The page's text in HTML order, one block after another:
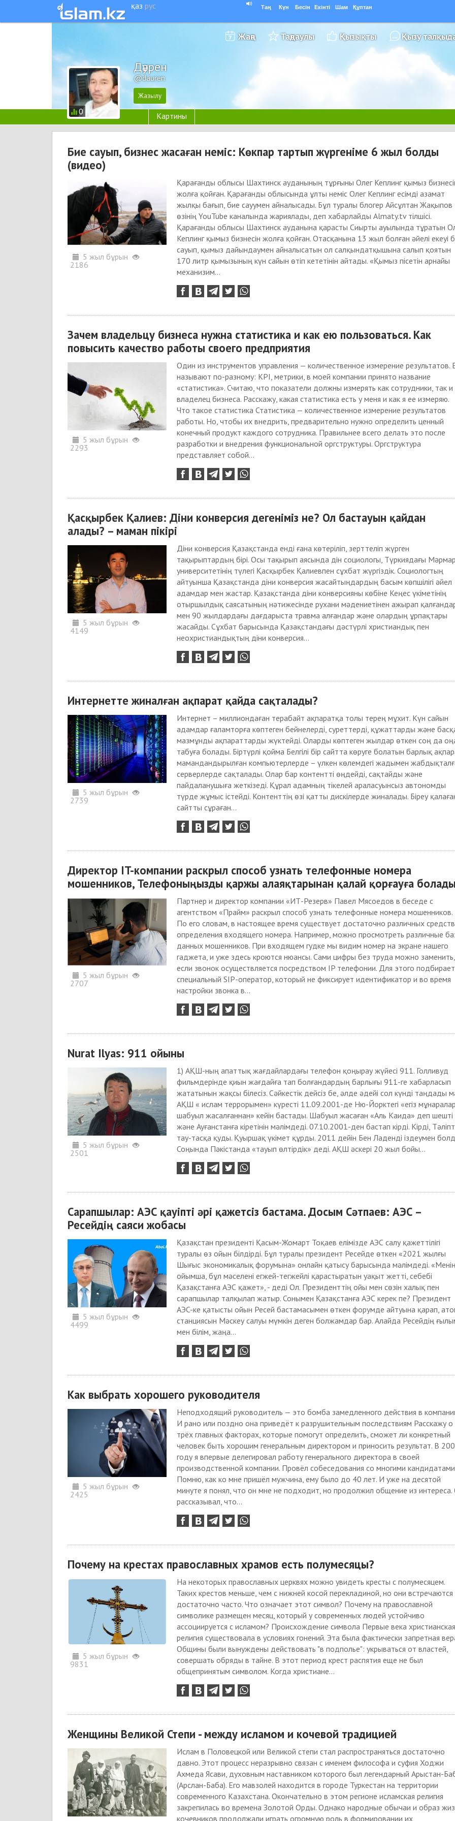
қаз рус Таң Күн Бесін Екінті Шам Құптан
Жаңа Таңдаулы Қызықты Қызу
0
Дәурен
@dauren
Картины
Бие сауып, бизнес жасаған неміс: Көкпар тартып жүргеніме 6 жыл болды
(видео)
5 жыл бұрын
2186
Қарағанды облысы Шахтинск ауданының тұрғыны Олег Кеплинг қымыз
жолға қойған. Қарағанды облысында ұлты неміс Олег Кеплинг есімді азамат
жылқы бағып, бие сауумен айналысады. Бұл туралы блогер Айсұлтан Жақыпов
өзінің YouTube каналында жариялады, деп хабарлайды Almaty.tv тілшісі.
Қарағанды облысы Шахтинск ауданына қарасты Сиырты ауылында тұратын
Кеплинг қымыз бизнесін жолға қойған. Отасқанына 13 жыл болған әйелі екеуі
сауып, қымыз дайындаумен айналысатын ол салқындатқышына салып қоятын
170 литр қымызының күн сайын өтіп кететінін айтады. «Қымыз пісетін арнайы
механизим...
Зачем владельцу бизнеса нужна статистика и как ею пользоваться. Как
повысить качество работы своего предприятия
5 жыл бұрын
2293
Один из инструментов управления — количественное измерение результатов.
называют по-разному: KPI, метрики, в моей компании принято название
«статистика». Считаю, что показатели должны измерять как сотрудники, так и
владелец бизнеса. Расскажу, какая статистика есть у меня и как я ее измеряю.
Что такое статистика Статистика — количественное измерение результатов
работы. Но, чтобы их внедрить, предварительно нужно определить ценный
конечный продукт каждого сотрудника. Правильнее всего делать это после
разработки и внедрения функциональной оргструктуры. Оргструктура
представляет собой...
Қасқырбек Қалиев: Діни конверсия дегеніміз не? Ол бастауын қайдан
алады? – маман пікірі
5 жыл бұрын
4149
Діни конверсия Қазақстанда енді ғана көтеріліп, зерттеліп жүрген
тақырыптардың бірі. Осы тақырып аясында дін социологы, Түркиядағы
университетінің түлегі Қасқырбек Қалиевпен сұхбат жүргіздік. Социологтың
айтуынша Қазақстанда діни конверсия жасайтыңдардың басым көпшілігі әйел
адамдар мен жастар. Қазақстанда діни конверсияны көбіне Кеңес үкіметінің
отыршылдық саясатының нәтижесінде рухани мәдениетінен ажырап
мен 90 жылдардағы дағдарыста травма алғандар және олардың ұрпақтары
жасайды. Сұхбат барысында Қазақстандағы дәстүрлі христиандық пен
неохристиандықтың діни конверсия...
Интернетте жиналған ақпарат қайда сақталады?
5 жыл бұрын
2739
Интернет – миллиондаған терабайт ақпаратқа толы терең мұхит. Күн сайын
адамдар ғаламторға көптеген бейнелерді, суреттерді, құжаттарды және
мазмұнды ақпараттарды жүктейді. Оларды көптеген жылдар өткен соң да
табуға болады. Біртүрлі қойма Белгілі бір сайтта көруге болатын барлық
мамандандырылған компьютерлерде – үлкен көлемдегі жадымен
серверлерде сақталады. Олар бар контентті өңдейді, сақтайды және
пайдаланушыға жеткізеді. Құрал адамның тікелей араласуынсыз автономды
түрде жұмыс істейді. Контенттің өзі қатты дискілерде жиналады. Біреу
сайтты сұраған...
Директор IT-компании раскрыл способ узнать телефонные номера
мошенников, Телефоныңызды қаржы алаяқтарынан қалай қорғауға
5 жыл бұрын
2707
Партнер и директор компании «ИТ-Резерв» Павел Мясоедов в беседе с
агентством «Прайм» раскрыл способ узнать телефонные номера мошенников.
По его словам, в настоящее время существует достаточно различных средств
определения входящего номера. Например, можно просмотреть различные
данных мошенников. При входящем гудке мы видим номер на экране нашего
гаджета, и уже здесь кроются нюансы. Сами цифры без труда можно заменить,
если звонок осуществляется посредством IP телефонии. Для этого
специальный SIP-оператор, который не фиксирует идентификатор и во время
настройки звонка в...
Nurat Ilyas: 911 ойыны
5 жыл бұрын
2501
1) АҚШ-ның апаттық жағдайлардағы телефон қоңырау жүйесі 911. Голливуд
фильмдерінде қиын жағдайға тап болғандардың барлығы 911-ге хабарласып
жататынын жақсы білесіз. Сәйкестік дейсіз бе, әлде әдейі сол күнді таңдады
АҚШ « ислам террорымен» күресті 11.09.2001-де Ню-Йорктегі «егіз
шабуыл жасалғаннан» кейін бастады. Шабуыл жасаған «Аль Каида» деп шешті
және Ауғанстанға кіретінін мәлімдеді. 07.10.2001-ден бастап кірді. Кірді,
тау-тасқа қуды. Қуыршақ үкімет құрды. 2011 дейін Бен Ладенді іздеумен
Соңында Пәкістанда «тауып өлтірдік» деді. АҚШ әскері 20 жыл бойы...
Сарапшылар: АЭС қауіпті әрі қажетсіз бастама. Досым Сәтпаев: АЭС –
Ресейдің саяси жобасы
5 жыл бұрын
4499
Қазақстан президенті Қасым-Жомарт Тоқаев елімізде АЭС салу қажеттілігі
туралы өз ойын білдірді. Бұл туралы президент Ресейде өткен «2021 жылғы
Шығыс экономикалық форумына» онлайн қатысу барысында мәлімдеді.
ойымша, бұл мәселені егжей-тегжейлі қарастыратын уақыт жетті, себебі
Қазақстанға АЭС қажет», - деді Ол. Президенттің ойы мен сөзін халық пен
сарапшылар талқылап жатыр. Сонымен Қазақстанға АЭС керек пе? Президент
АЭC-ке қатысты ойын Ресей бастамасымен өткен форумде айтуына қарап,
станциясын Мәскеу салуы мүмкін деген болжамдар бар. Алайда Ресейдің
мен білім, жаңа...
Как выбрать хорошего руководителя
5 жыл бұрын
2425
Неподходящий руководитель — это бомба замедленного действия в
И рано или поздно она приведёт к разрушительным последствиям Расскажу о
трёх главных факторах, которые помогут определить, сможет ли конкретный
человек быть хорошим генеральным директором и приносить результат. В
году я впервые делегировал работу генерального директора в своей
производственной компании. Провёл собеседования со многими
Помню, как ко мне пришёл мужчина, ему было до 40 лет. И уже на десятой
минуте я понял, что он мне не подходит, но продолжил общение из интереса.
рассказывал, что...
Почему на крестах православных храмов есть полумесяцы?
5 жыл бұрын
9831
На некоторых православных церквях можно увидеть кресты с полумесяцем.
Таких крестов меньше, чем с нижней косой перекладиной, но они встречаются
достаточно часто. Что означает этот символ? Почему на православной
символике размещен месяц, который у современных людей устойчиво
ассоциируется с исламом? Происхождение символа Первые века христианская
религия существовала в условиях гонений. Эта была фактически запретная
Общины были вынуждены действовать "в подполье": укрываться от властей,
совершать обряды в тайне. В этот период крест распятия еще не был
общепринятым символом. Когда христиане...
Женщины Великой Степи - между исламом и кочевой традицией
Ислам в Половецкой или Великой степи стал распространяться достаточно
давно. Этот процесс неразрывно связан с именем философа и суфия Ходжи
Ахмеда Ясави, духовным наставником которого был легендарный Арыстан-
(Арслан-Баба). Его мавзолей находится в городе Туркестан на территории
современного Казахстана. Окончательно в этом регионе исламская религия
закрепилась во времена Золотой Орды. Однако народные обычаи и образ
кочевников продолжали играть огромную роль в формировании их